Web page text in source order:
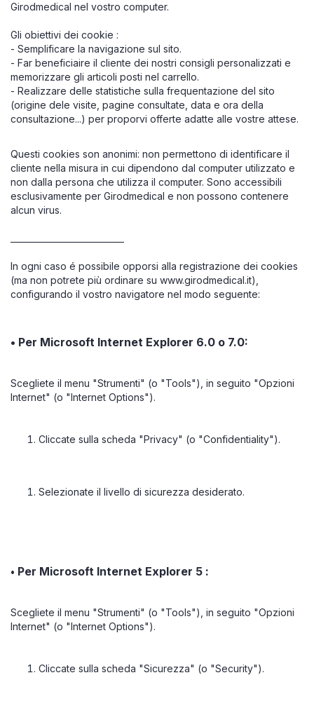
Girodmedical nel vostro computer.
Gli obiettivi dei cookie :
- Semplificare la navigazione sul sito.
- Far beneficiaire il cliente dei nostri consigli personalizzati e
memorizzare gli articoli posti nel carrello.
- Realizzare delle statistiche sulla frequentazione del sito
(origine dele visite, pagine consultate, data e ora della
consultazione...) per proporvi offerte adatte alle vostre attese.
Questi cookies son anonimi: non permettono di identificare il
cliente nella misura in cui dipendono dal computer utilizzato e
non dalla persona che utilizza il computer. Sono accessibili
esclusivamente per Girodmedical e non possono contenere
alcun virus.
In ogni caso é possibile opporsi alla registrazione dei cookies
(ma non potrete più ordinare su www.girodmedical.it),
configurando il vostro navigatore nel modo seguente:
• Per Microsoft Internet Explorer 6.0 o 7.0:
Scegliete il menu "Strumenti" (o "Tools"), in seguito "Opzioni
Internet" (o "Internet Options").
Cliccate sulla scheda "Privacy" (o "Confidentiality").
Selezionate il livello di sicurezza desiderato.
• Per Microsoft Internet Explorer 5 :
Scegliete il menu "Strumenti" (o "Tools"), in seguito "Opzioni
Internet" (o "Internet Options").
Cliccate sulla scheda "Sicurezza" (o "Security").